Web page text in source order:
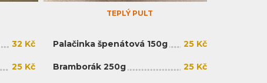
32 Kč
25 Kč
TEPLÝ PULT
Palačinka špenátová 150g 25 Kč
Bramborák 250g 25 Kč